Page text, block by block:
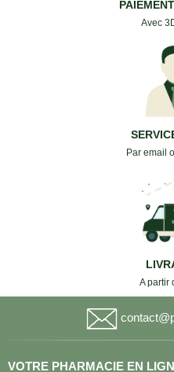
Avec
Par email
A partir
VOTRE PHARMACIE EN